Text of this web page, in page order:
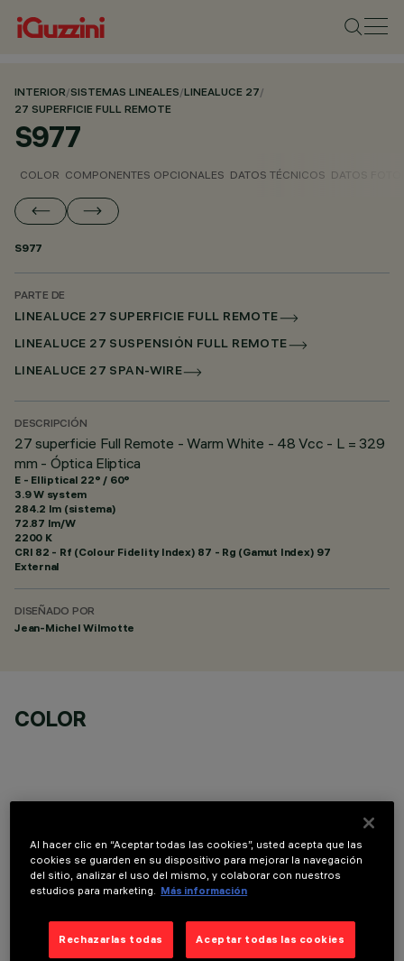
INTERIOR/SISTEMAS LINEALES/LINEALUCE 27/
27 SUPERFICIE FULL REMOTE
S977
COLOR COMPONENTES OPCIONALES DATOS TÉCNICOS DATOS
S977
PARTE DE
LINEALUCE 27 SUPERFICIE FULL REMOTE
LINEALUCE 27 SUSPENSIÓN FULL REMOTE
LINEALUCE 27 SPAN-WIRE
DESCRIPCIÓN
27 superficie Full Remote - Warm White - 48 Vcc - L = 329
mm - Óptica Eliptica
E - Elliptical 22° / 60°
3.9 W system
284.2 lm (sistema)
72.87 lm/W
2200 K
CRI 82 - Rf (Colour Fidelity Index) 87 - Rg (Gamut Index) 97
External
DISEÑADO POR
Jean-Michel Wilmotte
COLOR
COMPONENTES OPCIONALES
Al hacer clic en “Aceptar todas las cookies”, usted acepta que las
cookies se guarden en su dispositivo para mejorar la navegación
del sitio, analizar el uso del mismo, y colaborar con nuestros
estudios para marketing. Más información
Rechazarlas todas Aceptar todas las cookies